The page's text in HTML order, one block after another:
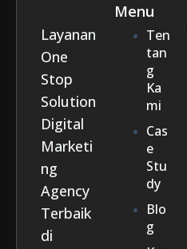
Layanan
One
Stop
Solution
Digital
Marketi
ng
Agency
Terbaik
di
Menu
Ten
tan
g
Ka
mi
Cas
e
Stu
dy
Blo
g